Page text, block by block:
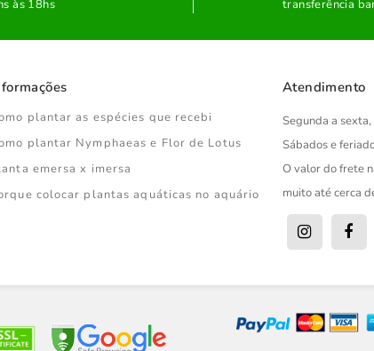
às 18hs
transferência
plantar as espécies que recebi
plantar Nymphaeas e Flor de Lotus
emersa x imersa
colocar plantas aquáticas no aquário
Atendimento
Segunda a
Sábados e
O valor do frete
muito até cerca